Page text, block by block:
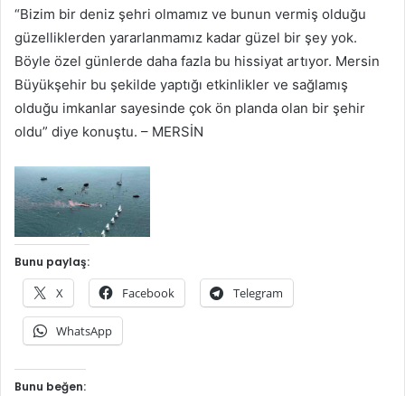
“Bizim bir deniz şehri olmamız ve bunun vermiş olduğu
güzelliklerden yararlanmamız kadar güzel bir şey yok.
Böyle özel günlerde daha fazla bu hissiyat artıyor. Mersin
Büyükşehir bu şekilde yaptığı etkinlikler ve sağlamış
olduğu imkanlar sayesinde çok ön planda olan bir şehir
oldu” diye konuştu. – MERSİN
Bunu paylaş:
X Facebook Telegram
WhatsApp
Bunu beğen: